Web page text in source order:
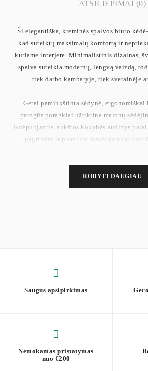
ATSILIEPIMAI (0)
Ši elegantiška, kreminės spalvos biuro
kad suteiktų maksimalų komfortą ir
kuriame interjere. Minimalistinis dizainas,
spalva suteikia modernų, lengvą vaizdą,
tiek darbo kambaryje, tiek svetainėje
Gerai paminkštinta sėdynė, ergonomiškai
patogūs porankiai užtikrina malonų
Kvėpuojantis, aukštos kokybės audinys
pagrindas ir premium klasės ratukai
Dėl aiškių instrukcijų ir paženklintų dalių
kelias minutes, todėl iš karto galite
Maksimali statinė apkrova:
RODYTI DAUGIAU
Saugus apsipirkimas
Nemokamas pristatymas
nuo €200